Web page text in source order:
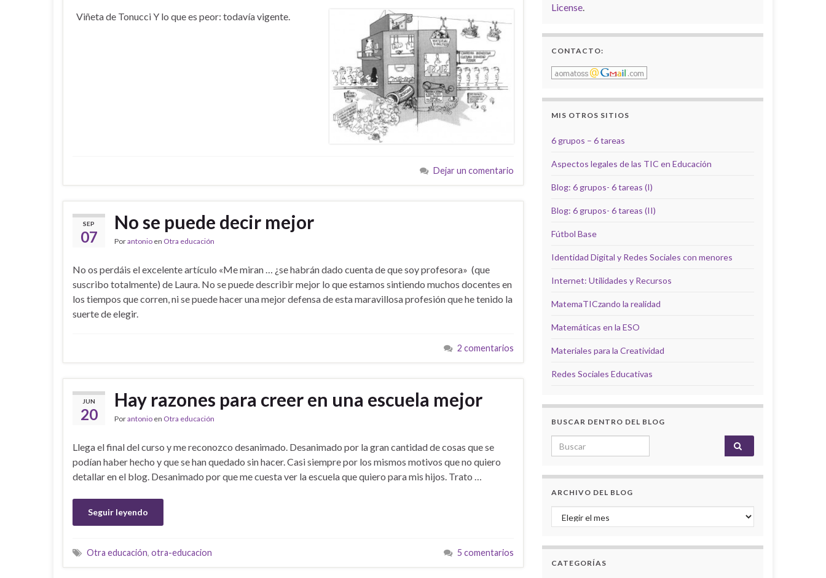
Viñeta de Tonucci Y lo que es peor: todavía vigente.
Dejar un comentario
SEP
07
No se puede decir mejor
Porantonio en Otra educación
No os perdáis el excelente artículo «Me miran … ¿se habrán dado cuenta de que soy profesora» (que
suscribo totalmente) de Laura. No se puede describir mejor lo que estamos sintiendo muchos docentes en
los tiempos que corren, ni se puede hacer una mejor defensa de esta maravillosa profesión que he tenido la
suerte de elegir.
2 comentarios
JUN
20
Hay razones para creer en una escuela mejor
Porantonio en Otra educación
Llega el final del curso y me reconozco desanimado. Desanimado por la gran cantidad de cosas que se
podían haber hecho y que se han quedado sin hacer. Casi siempre por los mismos motivos que no quiero
detallar en el blog. Desanimado por que me cuesta ver la escuela que quiero para mis hijos. Trato …
Seguir leyendo
Otra educación, otra-educacion 5 comentarios
License.
CONTACTO:
MIS OTROS SITIOS
6 grupos – 6 tareas
Aspectos legales de las TIC en Educación
Blog: 6 grupos- 6 tareas (I)
Blog: 6 grupos- 6 tareas (II)
Fútbol Base
Identidad Digital y Redes Sociales con menores
Internet: Utilidades y Recursos
MatemaTICzando la realidad
Matemáticas en la ESO
Materiales para la Creatividad
Redes Sociales Educativas
BUSCAR DENTRO DEL BLOG
Search for:
ARCHIVO DEL BLOG
Archivo del Blog
CATEGORÍAS